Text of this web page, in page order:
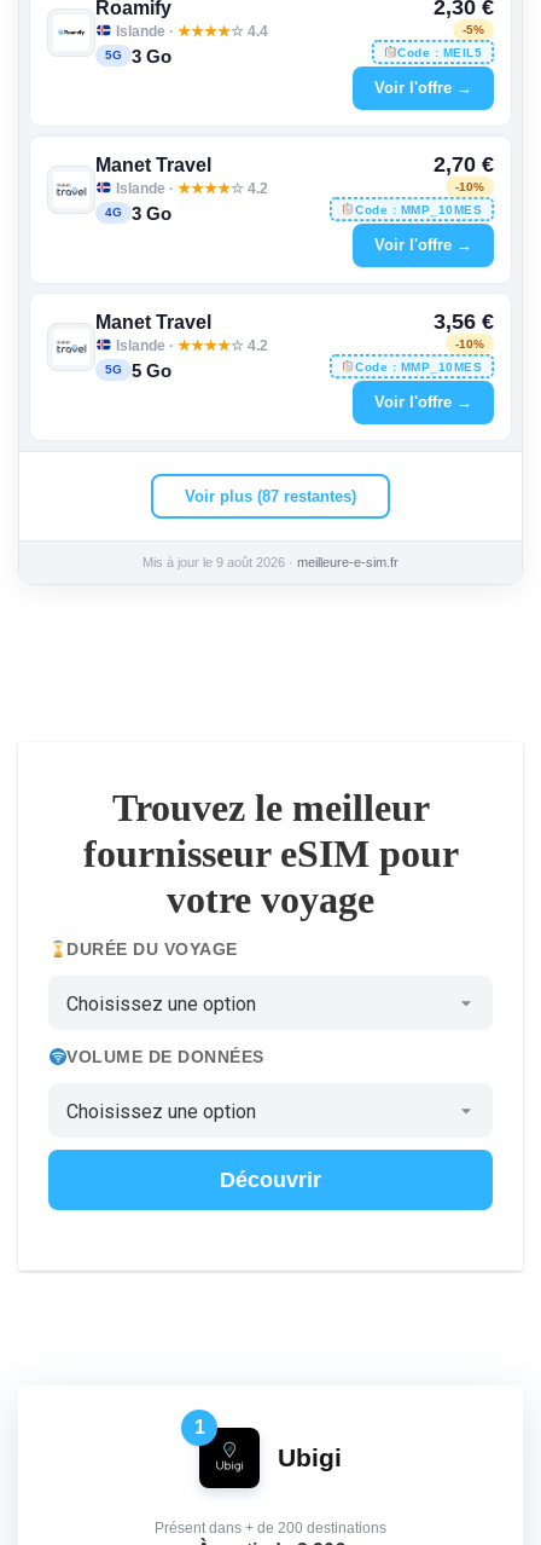
Roamify
Islande · ★★★★☆ 4.4
5G 3 Go
2,30 €
-5%
Code : MEIL5
Voir l'offre →
Manet Travel
Islande · ★★★★☆ 4.2
4G 3 Go
2,70 €
-10%
Code : MMP_10MES
Voir l'offre →
Manet Travel
Islande · ★★★★☆ 4.2
5G 5 Go
3,56 €
-10%
Code : MMP_10MES
Voir l'offre →
Voir plus (87 restantes)
Mis à jour le 9 août 2026 · meilleure-e-sim.fr
Trouvez le meilleur
fournisseur eSIM pour
votre voyage
DURÉE DU VOYAGE
VOLUME DE DONNÉES
Découvrir
1
Ubigi
Présent dans + de 200 destinations